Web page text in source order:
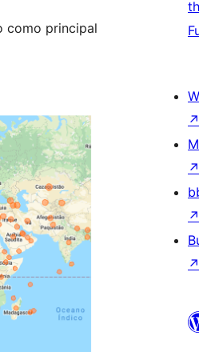
como principal
↗
↗
↗
↗